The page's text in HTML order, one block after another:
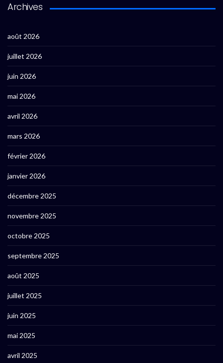
Archives
août 2026
juillet 2026
juin 2026
mai 2026
avril 2026
mars 2026
février 2026
janvier 2026
décembre 2025
novembre 2025
octobre 2025
septembre 2025
août 2025
juillet 2025
juin 2025
mai 2025
avril 2025